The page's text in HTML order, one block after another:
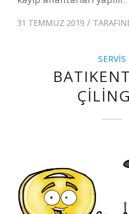
31 TEMMUZ 2019 /
SERVIS